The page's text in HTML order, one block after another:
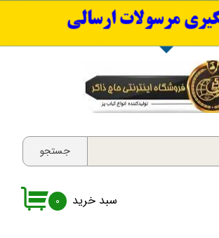
۰
جستجو
مرسولات ارسالی
سبد خرید